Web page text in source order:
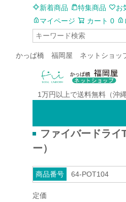
新着商品 特集商品
お
マイページ
カート 0
かっぱ橋 福岡屋 ネットショッ
1万円以上で送料無料 （沖
ファイバードライ
ー）
商品番号 64-POT104
定価